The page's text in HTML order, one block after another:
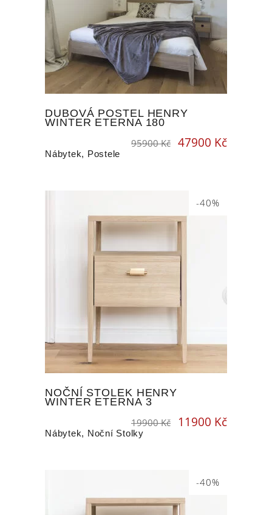
DUBOVÁ POSTEL HENRY
WINTER ETERNA 180
95900Kč Original
price
was:
47900 KčCurrent
price
is:
Nábytek, Postele
-40%
NOČNÍ STOLEK HENRY
WINTER ETERNA 3
19900Kč Original
price
was:
11900 KčCurrent
price
is:
Nábytek, Noční Stolky
-40%